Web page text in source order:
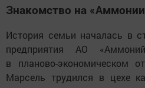
Знакомство на
История семьи началась в
предприятия АО
в планово-экономическом
Марсель трудился в цехе